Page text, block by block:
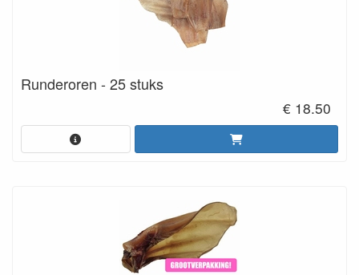
Runderoren - 25 stuks
€ 18.50